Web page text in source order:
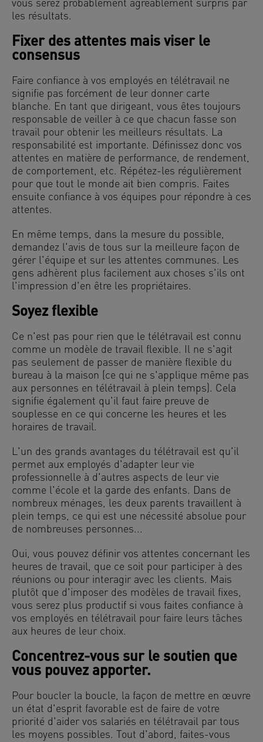
vous serez probablement agréablement surpris par
les résultats.
Fixer des attentes mais viser le
consensus
Faire confiance à vos employés en télétravail ne
signifie pas forcément de leur donner carte
blanche. En tant que dirigeant, vous êtes toujours
responsable de veiller à ce que chacun fasse son
travail pour obtenir les meilleurs résultats. La
responsabilité est importante. Définissez donc vos
attentes en matière de performance, de rendement,
de comportement, etc. Répétez-les régulièrement
pour que tout le monde ait bien compris. Faites
ensuite confiance à vos équipes pour répondre à ces
attentes.
En même temps, dans la mesure du possible,
demandez l'avis de tous sur la meilleure façon de
gérer l'équipe et sur les attentes communes. Les
gens adhèrent plus facilement aux choses s'ils ont
l'impression d'en être les propriétaires.
Soyez flexible
Ce n'est pas pour rien que le télétravail est connu
comme un modèle de travail flexible. Il ne s'agit
pas seulement de passer de manière flexible du
bureau à la maison (ce qui ne s'applique même pas
aux personnes en télétravail à plein temps). Cela
signifie également qu'il faut faire preuve de
souplesse en ce qui concerne les heures et les
horaires de travail.
L'un des grands avantages du télétravail est qu'il
permet aux employés d'adapter leur vie
professionnelle à d'autres aspects de leur vie
comme l'école et la garde des enfants. Dans de
nombreux ménages, les deux parents travaillent à
plein temps, ce qui est une nécessité absolue pour
de nombreuses personnes...
Oui, vous pouvez définir vos attentes concernant les
heures de travail, que ce soit pour participer à des
réunions ou pour interagir avec les clients. Mais
plutôt que d'imposer des modèles de travail fixes,
vous serez plus productif si vous faites confiance à
vos employés en télétravail pour faire leurs tâches
aux heures de leur choix.
Concentrez-vous sur le soutien que
vous pouvez apporter.
Pour boucler la boucle, la façon de mettre en œuvre
un état d'esprit favorable est de faire de votre
priorité d'aider vos salariés en télétravail par tous
les moyens possibles. Tout d'abord, faites-vous